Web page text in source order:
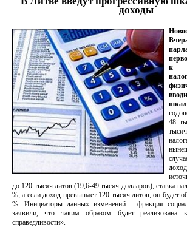
доходы
к
48
до 120 тысяч литов (19,6-49 тысяч долларов), ставка
%, а если доход превышает 120 тысяч литов, он будет
%. Инициаторы данных изменений – фракция
заявили, что таким образом будет реализована
справедливости».